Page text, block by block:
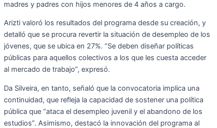
madres y padres con hijos menores de 4 años a cargo.
Arizti valoró los resultados del programa desde su creación, y
detalló que se procura revertir la situación de desempleo de los
jóvenes, que se ubica en 27%. “Se deben diseñar políticas
públicas para aquellos colectivos a los que les cuesta acceder
al mercado de trabajo”, expresó.
Da Silveira, en tanto, señaló que la convocatoria implica una
continuidad, que refleja la capacidad de sostener una política
pública que “ataca el desempleo juvenil y el abandono de los
estudios”. Asimismo, destacó la innovación del programa al